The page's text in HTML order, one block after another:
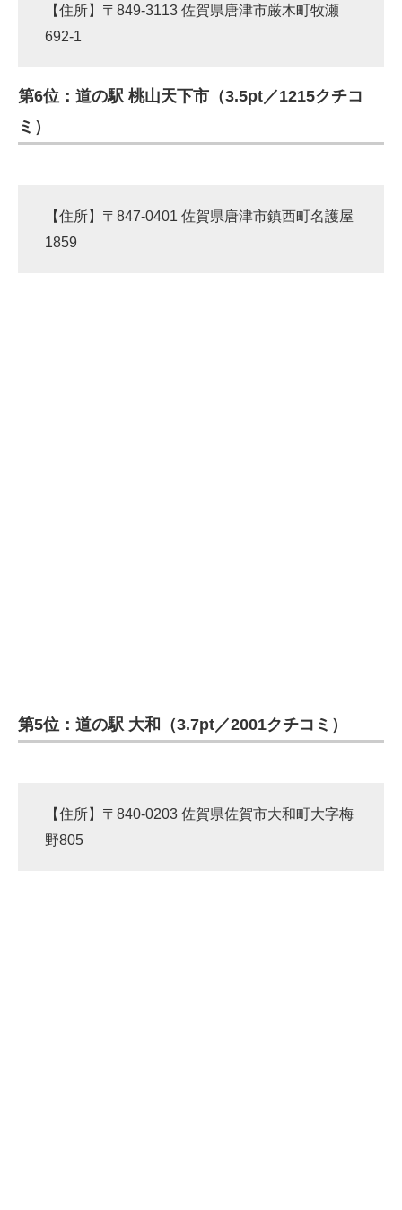
【住所】〒849-3113 佐賀県唐津市厳木町牧瀬
692-1
第6位：道の駅 桃山天下市（3.5pt／1215クチコ
ミ）
【住所】〒847-0401 佐賀県唐津市鎮西町名護屋
1859
第5位：道の駅 大和（3.7pt／2001クチコミ）
【住所】〒840-0203 佐賀県佐賀市大和町大字梅
野805